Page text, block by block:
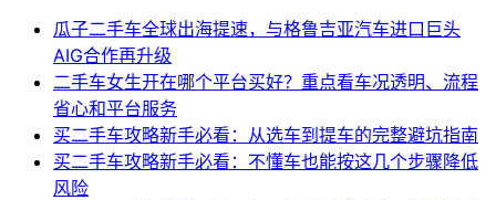
瓜子二手车全球出海提速，与格鲁吉亚汽车进口巨头
AIG合作再升级
二手车女生开在哪个平台买好？重点看车况透明、流程
省心和平台服务
买二手车攻略新手必看：从选车到提车的完整避坑指南
买二手车攻略新手必看：不懂车也能按这几个步骤降低
风险